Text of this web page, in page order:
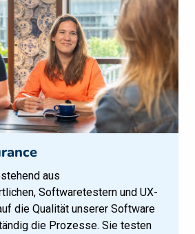
aus
Softwaretestern und UX-
die Qualität unserer Software
die Prozesse. Sie testen